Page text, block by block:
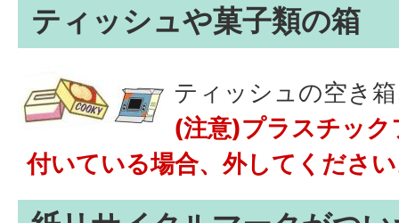
ティッシュや菓子類の箱
ティッシュの空き
(注意)プラスチッ
付いている場合、外してくださ